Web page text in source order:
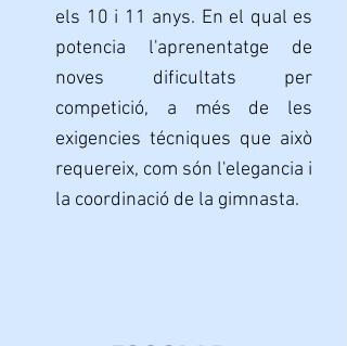
els 10 i 11 anys. En el qual es
potencia l'aprenentatge de
noves dificultats per
competició, a més de les
exigencies técniques que això
requereix, com són l'elegancia i
la coordinació de la gimnasta.